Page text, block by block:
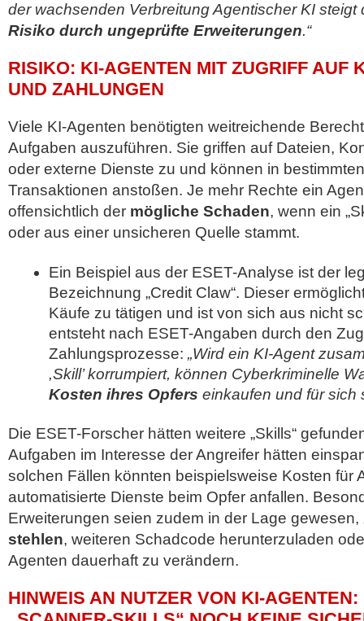
der wachsenden Verbreitung Agentischer KI steigt
Risiko durch ungeprüfte Erweiterungen.“
RISIKO: KI-AGENTEN MIT ZUGRIFF AUF
UND ZAHLUNGEN
Viele KI-Agenten benötigten weitreichende
Aufgaben auszuführen. Sie griffen auf Dateien,
oder externe Dienste zu und können in
Transaktionen anstoßen. Je mehr Rechte ein
offensichtlich der mögliche Schaden, wenn ein
oder aus einer unsicheren Quelle stammt.
Ein Beispiel aus der ESET-Analyse ist der
Bezeichnung „Credit Claw“. Dieser
Käufe zu tätigen und ist von sich aus nicht
entsteht nach ESET-Angaben durch den
Zahlungsprozesse: „Wird ein KI-Agent
,Skill’ korrumpiert, können Cyberkriminelle
Kosten ihres Opfers einkaufen und für sich
Die ESET-Forscher hätten weitere „Skills“
Aufgaben im Interesse der Angreifer hätten
solchen Fällen könnten beispielsweise Kosten für
automatisierte Dienste beim Opfer anfallen.
Erweiterungen seien zudem in der Lage gewesen,
stehlen, weiteren Schadcode herunterzuladen
Agenten dauerhaft zu verändern.
HINWEIS AN NUTZER VON KI-AGENTEN: